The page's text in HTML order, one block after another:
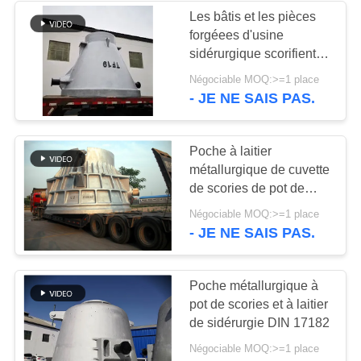
Machine de
concasseur de
pierres
Pièces de rechange
de machine
d'abattage
144
Les bâtis et les pièces
forgéees d'usine
sidérurgique scorifient la
poche à laitier de
cuvette de scories de pot
Négociable MOQ:>=1 place
- JE NE SAIS PAS.
Poche à laitier
métallurgique de cuvette
de scories de pot de
scories pour des bâtis et
des pièces forgéees
Négociable MOQ:>=1 place
- JE NE SAIS PAS.
Poche métallurgique à
pot de scories et à laitier
de sidérurgie DIN 17182
Négociable MOQ:>=1 place